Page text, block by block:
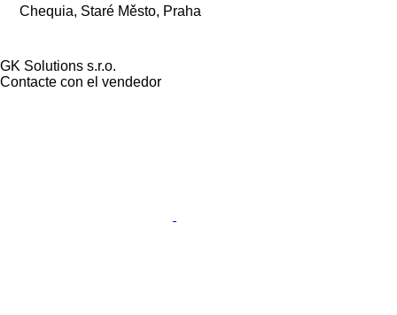
Chequia, Staré Město, Praha
GK Solutions s.r.o.
Contacte con el vendedor